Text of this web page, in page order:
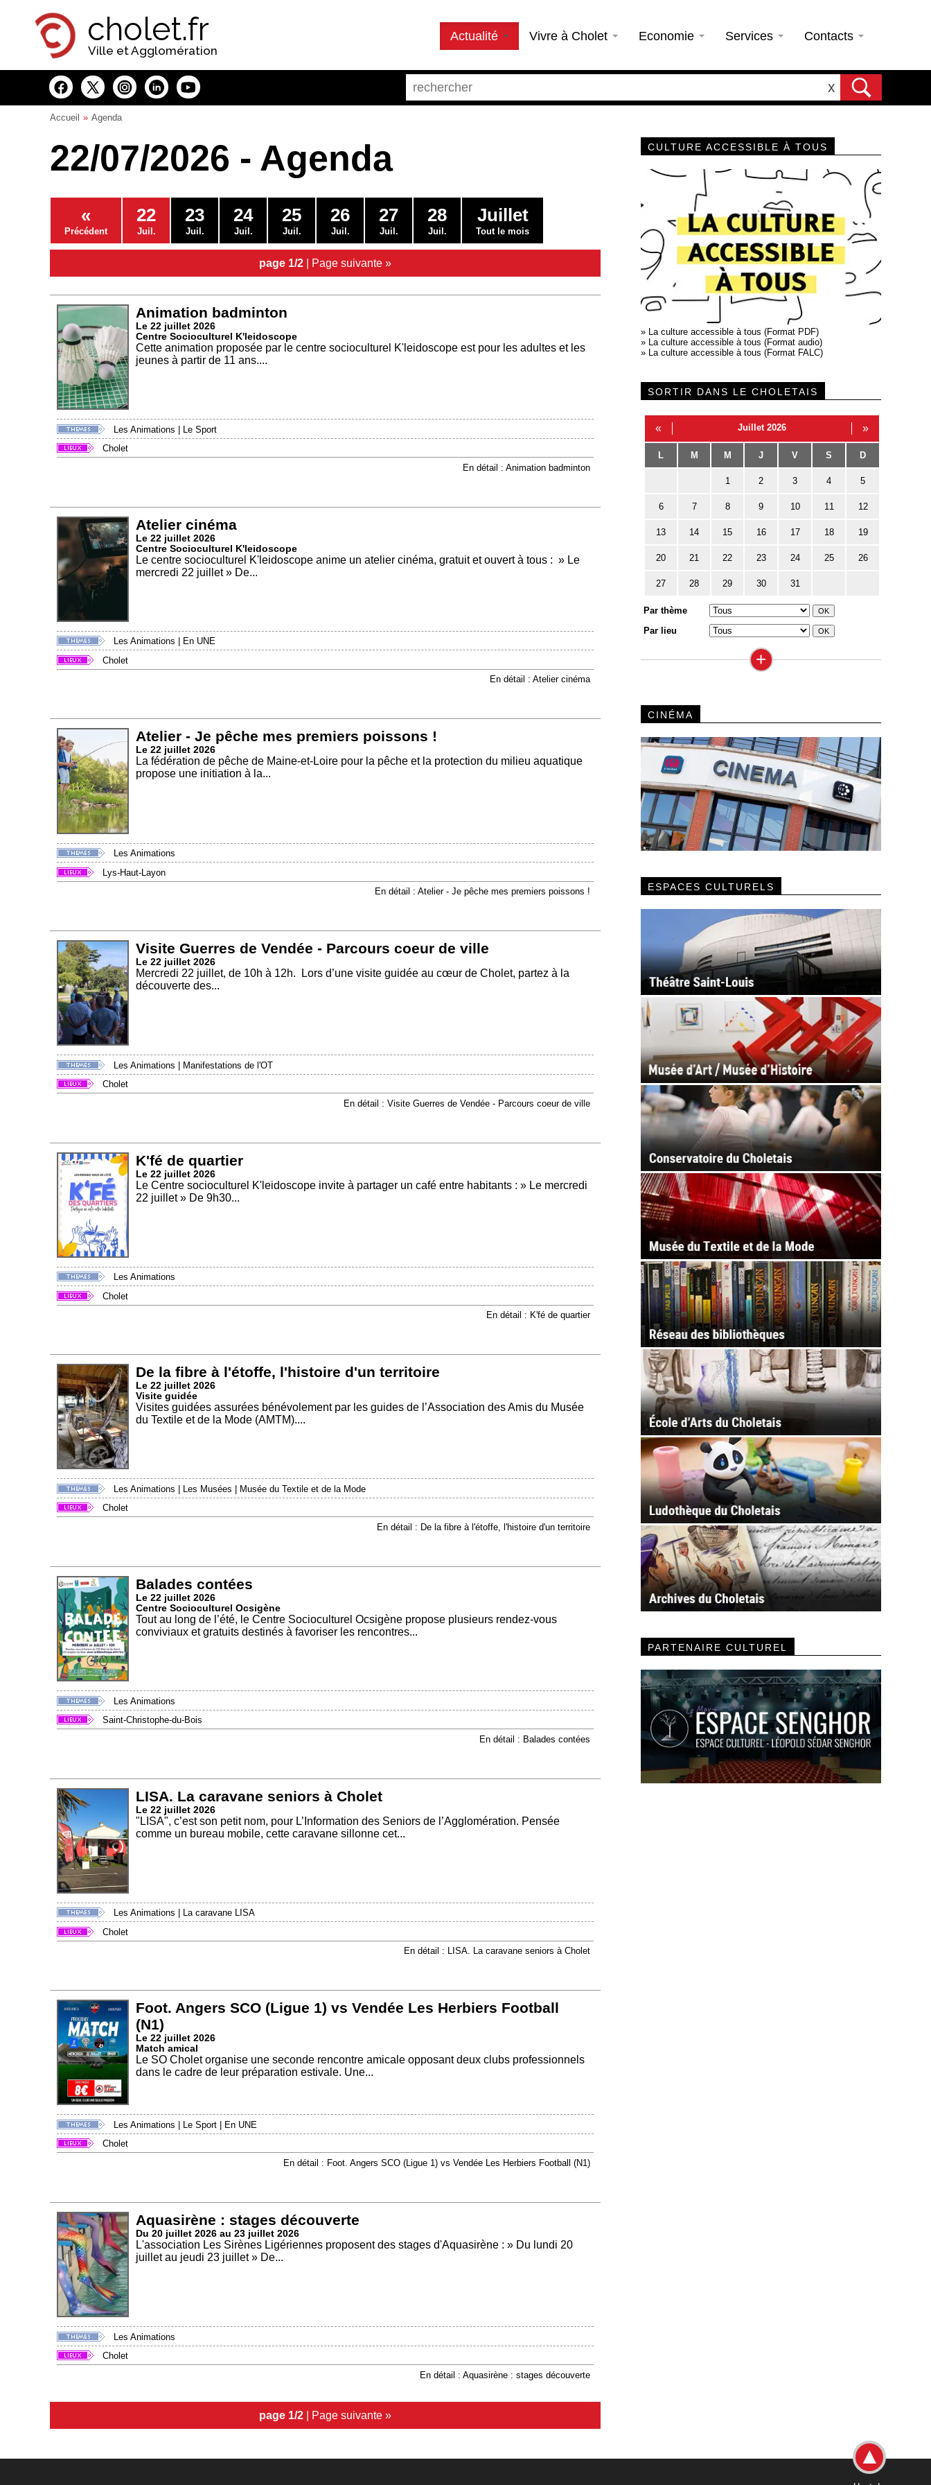
cholet.fr
Ville et Agglomération
Actualité Vivre à Cholet Economie Services Contacts
X
Accueil Agenda
22/07/2026 - Agenda
«
Précédent
22
Juil.
23
Juil.
24
Juil.
25
Juil.
26
Juil.
27
Juil.
28
Juil.
Juillet
Tout le mois
page 1/2 | Page suivante »
Animation badminton
Le 22 juillet 2026
Centre Socioculturel K'leidoscope
Cette animation proposée par le centre socioculturel K'leidoscope est pour les adultes et les
jeunes à partir de 11 ans....
Les Animations
Le Sport
Cholet
En détail : Animation badminton
Atelier cinéma
Le 22 juillet 2026
Centre Socioculturel K'leidoscope
Le centre socioculturel K'leidoscope anime un atelier cinéma, gratuit et ouvert à tous : » Le
mercredi 22 juillet » De...
Les Animations
En UNE
Cholet
En détail : Atelier cinéma
Atelier - Je pêche mes premiers poissons !
Le 22 juillet 2026
La fédération de pêche de Maine-et-Loire pour la pêche et la protection du milieu aquatique
propose une initiation à la...
Les Animations
Lys-Haut-Layon
En détail : Atelier - Je pêche mes premiers poissons !
Visite Guerres de Vendée - Parcours coeur de ville
Le 22 juillet 2026
Mercredi 22 juillet, de 10h à 12h. Lors d’une visite guidée au cœur de Cholet, partez à la
découverte des...
Les Animations | Manifestations de l'OT
Cholet
En détail : Visite Guerres de Vendée - Parcours coeur de ville
K'fé de quartier
Le 22 juillet 2026
Le Centre socioculturel K'leidoscope invite à partager un café entre habitants : » Le mercredi
22 juillet » De 9h30...
Les Animations
Cholet
En détail : K'fé de quartier
De la fibre à l'étoffe, l'histoire d'un territoire
Le 22 juillet 2026
Visite guidée
Visites guidées assurées bénévolement par les guides de l’Association des Amis du Musée
du Textile et de la Mode (AMTM)....
Les Animations Les Musées
Musée du Textile et de la Mode
Cholet
En détail : De la fibre à l'étoffe, l'histoire d'un territoire
Balades contées
Le 22 juillet 2026
Centre Socioculturel Ocsigène
Tout au long de l’été, le Centre Socioculturel Ocsigène propose plusieurs rendez-vous
conviviaux et gratuits destinés à favoriser les rencontres...
Les Animations
Saint-Christophe-du-Bois
En détail : Balades contées
LISA. La caravane seniors à Cholet
Le 22 juillet 2026
"LISA", c’est son petit nom, pour L’Information des Seniors de l’Agglomération. Pensée
comme un bureau mobile, cette caravane sillonne cet...
Les Animations
La caravane LISA
Cholet
En détail : LISA. La caravane seniors à Cholet
Foot. Angers SCO (Ligue 1) vs Vendée Les Herbiers Football
(N1)
Le 22 juillet 2026
Match amical
Le SO Cholet organise une seconde rencontre amicale opposant deux clubs professionnels
dans le cadre de leur préparation estivale. Une...
Les Animations Le Sport
En UNE
Cholet
En détail : Foot. Angers SCO (Ligue 1) vs Vendée Les Herbiers Football (N1)
Aquasirène : stages découverte
Du 20 juillet 2026 au 23 juillet 2026
L'association Les Sirènes Ligériennes proposent des stages d'Aquasirène : » Du lundi 20
juillet au jeudi 23 juillet » De...
Les Animations
Cholet
En détail : Aquasirène : stages découverte
page 1/2 | Page suivante »
CULTURE ACCESSIBLE À TOUS
» La culture accessible à tous (Format PDF)
» La culture accessible à tous (Format audio)
» La culture accessible à tous (Format FALC)
SORTIR DANS LE CHOLETAIS
« Juillet 2026 »
L M M J V S D
1 2 3 4 5
6 7 8 9 10 11 12
13 14 15 16 17 18 19
20 21 22 23 24 25 26
27 28 29 30 31
Par thème
Par lieu
+
CINÉMA
ESPACES CULTURELS
PARTENAIRE CULTUREL